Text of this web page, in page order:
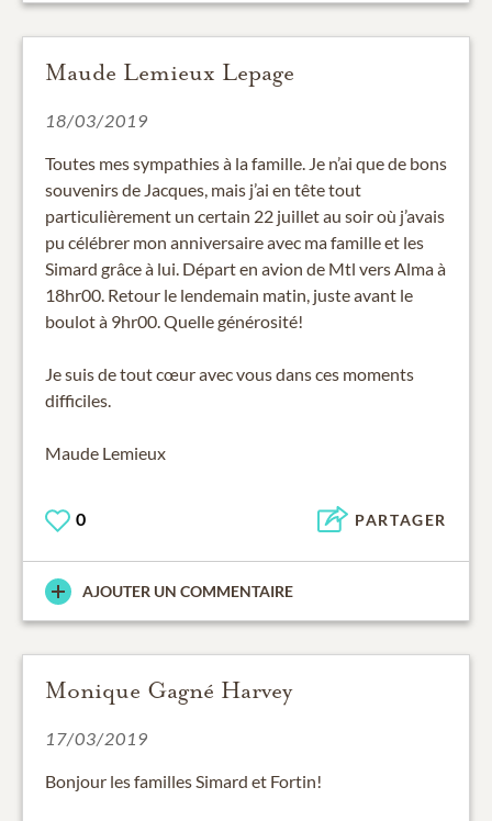
Maude Lemieux Lepage
18/03/2019
Toutes mes sympathies à la famille. Je n’ai que de bons
souvenirs de Jacques, mais j’ai en tête tout
particulièrement un certain 22 juillet au soir où j’avais
pu célébrer mon anniversaire avec ma famille et les
Simard grâce à lui. Départ en avion de Mtl vers Alma à
18hr00. Retour le lendemain matin, juste avant le
boulot à 9hr00. Quelle générosité!
Je suis de tout cœur avec vous dans ces moments
difficiles.
Maude Lemieux
0 PARTAGER
AJOUTER UN COMMENTAIRE
Monique Gagné Harvey
17/03/2019
Bonjour les familles Simard et Fortin!